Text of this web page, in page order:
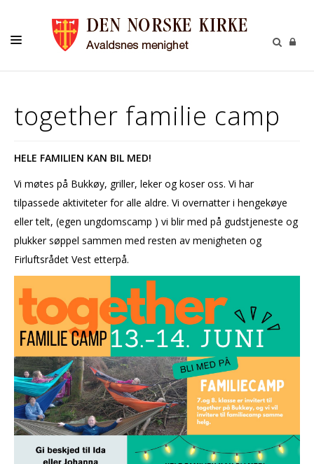
VOKSNE
GIVERTJENESTE
KONTAKT
OM KIRKEN
KALENDER
MENIGHETSBLAD
MELD DEG PÅ
OLAVSDAGENE
together familie camp
HELE FAMILIEN KAN BIL MED!
Vi møtes på Bukkøy, griller, leker og koser oss. Vi har
tilpassede aktiviteter for alle aldre. Vi overnatter i hengekøye
eller telt, (egen ungdomscamp ) vi blir med på gudstjeneste og
plukker søppel sammen med resten av menigheten og
Firluftsrådet Vest etterpå.